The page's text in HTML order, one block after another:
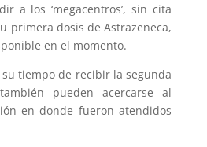
a los ‘megacentros’, sin cita
primera dosis de Astrazeneca,
en el momento.
tiempo de recibir la segunda
pueden acercarse al
en donde fueron atendidos